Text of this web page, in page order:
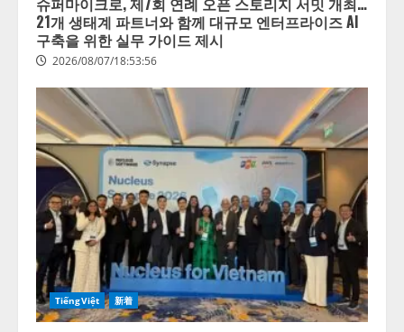
21개 생태계 파트너와 함께 대규모 엔터프라이즈 AI
구축을 위한 실무 가이드 제시
2026/08/07/18:53:56
TiếngViệt 新着